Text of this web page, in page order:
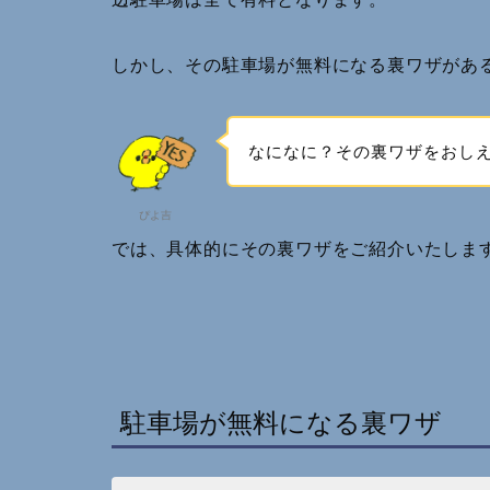
しかし、その駐車場が無料になる裏ワザがあ
ぴよ吉
なになに？その裏ワザをおし
では、具体的にその裏ワザをご紹介いたしま
駐車場が無料になる裏ワザ